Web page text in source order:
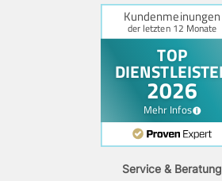
Service & Beratung